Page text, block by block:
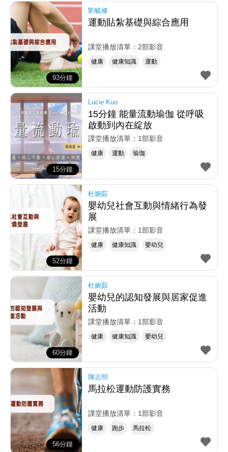
93分鐘
劉毓修
運動貼紮基礎與綜合應用
課堂播放清單：2部影音
健康 健康知識 運動
15分鐘
Lucie Kuo
15分鐘 能量流動瑜伽 從呼吸
啟動到內在綻放
課堂播放清單：1部影音
健康 運動 瑜珈
52分鐘
杜婉茹
嬰幼兒社會互動與情緒行為發
展
課堂播放清單：1部影音
健康 健康知識 嬰幼兒
60分鐘
杜婉茹
嬰幼兒的認知發展與居家促進
活動
課堂播放清單：1部影音
健康 健康知識 嬰幼兒
56分鐘
陳志明
馬拉松運動防護實務
課堂播放清單：1部影音
健康 跑步 馬拉松